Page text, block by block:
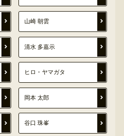
山崎 朝雲
清水 多嘉示
ヒロ・ヤマガタ
岡本 太郎
谷口 珠峯